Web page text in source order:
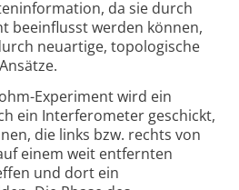
da sie durch
beeinflusst werden können,
neuartige, topologische
Experiment wird ein
ein Interferometer geschickt,
die links bzw. rechts von
einem weit entfernten
und dort ein